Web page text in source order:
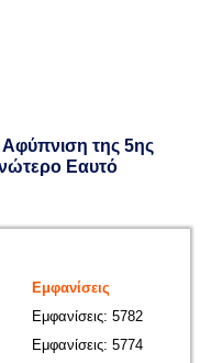
της 5ης
Εαυτό
Εμφανίσεις
Εμφανίσεις: 5782
Εμφανίσεις: 5774